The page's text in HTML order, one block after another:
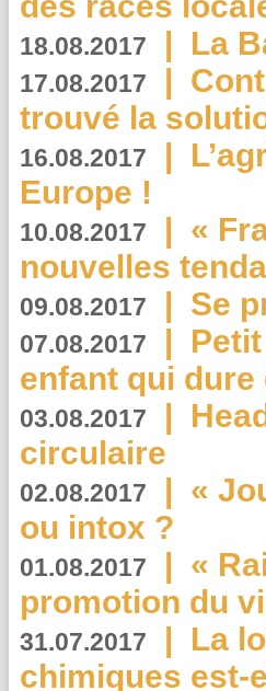
18.08.2017 | La
17.08.2017 |
trouvé la
16.08.2017 |
Europe !
10.08.2017 | «
nouvelles
09.08.2017 | Se
07.08.2017 |
enfant qui
03.08.2017 |
circulaire
02.08.2017 | «
ou intox ?
01.08.2017 | «
promotion du
31.07.2017 | La
chimiques est-